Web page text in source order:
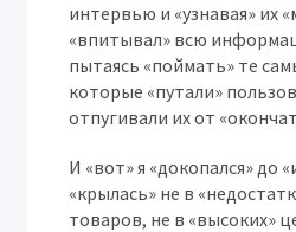
интервью и «узнавая» их
«впитывал» всю
пытаясь «поймать» те
которые «путали»
отпугивали их от
И «вот» я «докопался» до
«крылась» не в
товаров, не в «высоких»